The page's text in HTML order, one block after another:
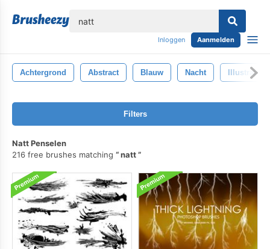
Inloggen Aanmelden
Achtergrond Abstract Blauw Nacht Illustratie
Filters
Natt Penselen
216 free brushes matching
natt